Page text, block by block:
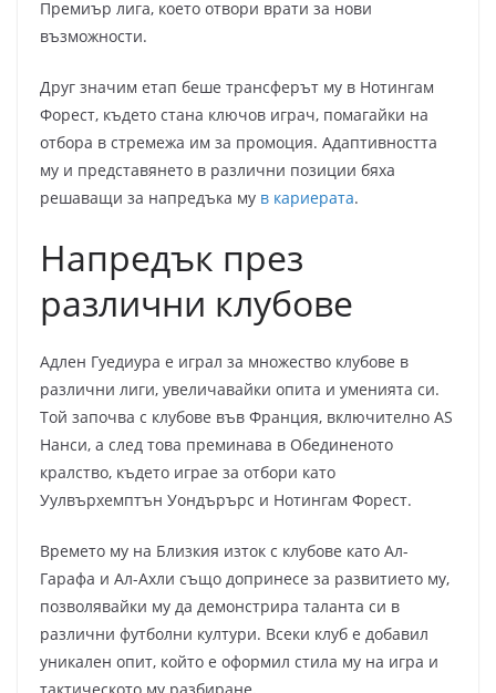
Премиър лига, което отвори врати за нови
възможности.
Друг значим етап беше трансферът му в Нотингам
Форест, където стана ключов играч, помагайки на
отбора в стремежа им за промоция. Адаптивността
му и представянето в различни позиции бяха
решаващи за напредъка му в кариерата.
Напредък през
различни клубове
Адлен Гуедиура е играл за множество клубове в
различни лиги, увеличавайки опита и уменията си.
Той започва с клубове във Франция, включително AS
Нанси, а след това преминава в Обединеното
кралство, където играе за отбори като
Уулвърхемптън Уондърърс и Нотингам Форест.
Времето му на Близкия изток с клубове като Ал-
Гарафа и Ал-Ахли също допринесе за развитието му,
позволявайки му да демонстрира таланта си в
различни футболни култури. Всеки клуб е добавил
уникален опит, който е оформил стила му на игра и